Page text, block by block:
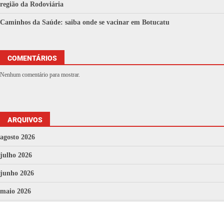
região da Rodoviária
Caminhos da Saúde: saiba onde se vacinar em Botucatu
COMENTÁRIOS
Nenhum comentário para mostrar.
ARQUIVOS
agosto 2026
julho 2026
junho 2026
maio 2026